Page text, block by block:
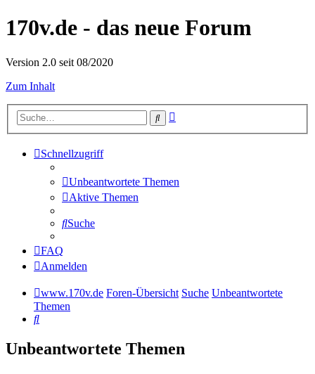
170v.de - das neue Forum
Version 2.0 seit 08/2020
Zum Inhalt
Suche
Schnellzugriff
Unbeantwortete Themen
Aktive Themen
Suche
FAQ
Anmelden
www.170v.de Foren-Übersicht Suche Unbeantwortete
Themen
Suche
Unbeantwortete Themen